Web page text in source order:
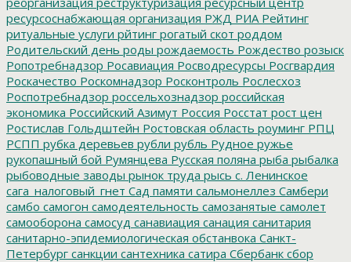
ресурсоснабжающая организация РЖД РИА Рейтинг
ритуальные услуги рйтинг рогатый скот роддом
Родительский день роды рождаемость Рождество розыск
Ропотребнадзор Росавиация Росводресурсы Росгвардия
Роскачество Роскомнадзор Росконтроль Рослесхоз
Роспотребнадзор россельхознадзор российская
экономика Российский Азимут Россия Росстат рост цен
Ростислав Гольдштейн Ростовская область роуминг РПЦ
РСПП рубка деревьев рубли рубль Рудное ружье
рукопашный бой Румянцева Русская поляна рыба рыбалка
рыбоводные заводы рынок труда рысь с. Ленинское
сага_налоговый_гнет Сад памяти сальмонеллез Самбери
самбо самогон самодеятельность самозанятые самолет
самооборона самосуд санавиация санация санитария
санитарно-эпидемиологическая обстанвока Санкт-
Петербург санкции сантехника сатира Сбербанк сбор